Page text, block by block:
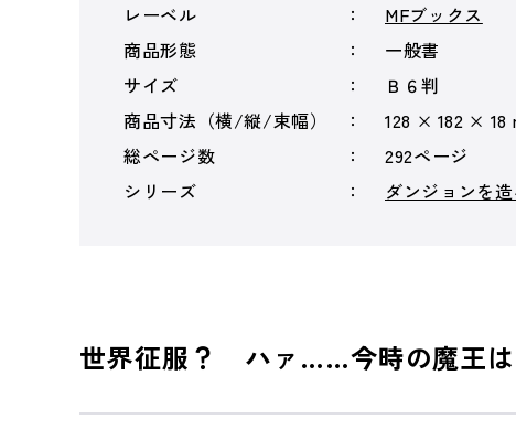
レーベル
MFブックス
商品形態
一般書
サイズ
Ｂ６判
商品寸法（横/縦/束幅）
128 × 182 × 18
総ページ数
292ページ
シリーズ
ダンジョンを造
世界征服？ ハァ……今時の魔王は